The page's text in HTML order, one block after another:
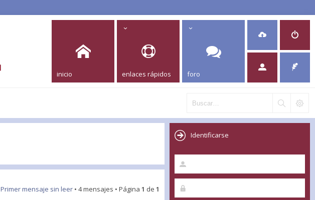
inicio enlaces rápidos foro
Primer mensaje sin leer • 4 mensajes • Página 1 de 1
Identificarse